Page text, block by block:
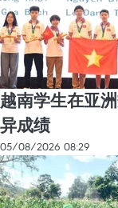
越南学生在亚
异成绩
05/08/2026 08:29